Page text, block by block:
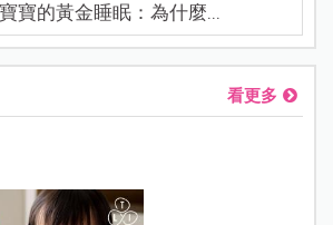
寶的黃金睡眠：為什麼...
看更多